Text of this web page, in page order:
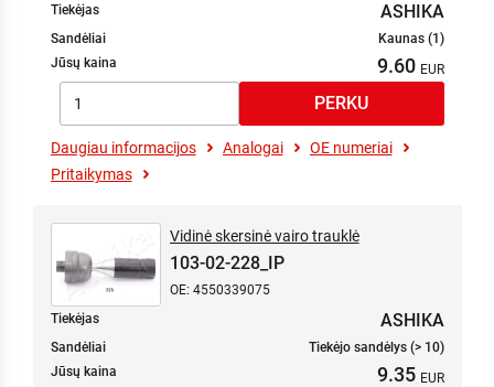
Tiekėjas
ASHIKA
Sandėliai
Kaunas (1)
Jūsų kaina
9.60
Daugiau informacijos Analogai
OE numeriai
Pritaikymas
Vidinė skersinė vairo trauklė
103-02-228_IP
OE: 4550339075
Tiekėjas
ASHIKA
Sandėliai
Tiekėjo sandėlys (> 10)
Jūsų kaina
9.35